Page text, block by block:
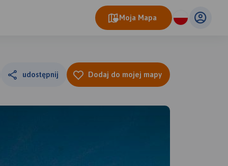
Moja Mapa
udostępnij Dodaj do mojej mapy